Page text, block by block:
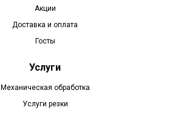
Акции
Доставка и оплата
Госты
Услуги
Механическая обработка
Услуги резки